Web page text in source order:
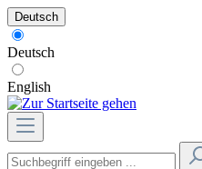
Deutsch
Deutsch
English